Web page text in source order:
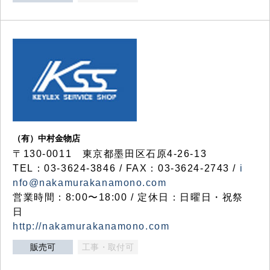
（有）中村金物店
〒130-0011 東京都墨田区石原4-26-13
TEL：03-3624-3846 / FAX：03-3624-2743 / i
nfo@nakamurakanamono.com
営業時間：8:00〜18:00 / 定休日：日曜日・祝祭
日
http://nakamurakanamono.com
販売可 工事・取付可